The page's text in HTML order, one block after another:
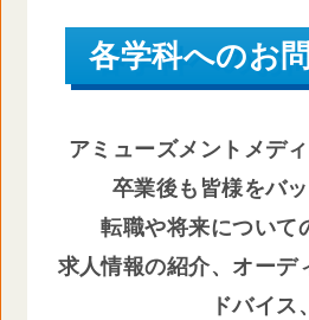
各学科へのお
アミューズメントメデ
卒業後も皆様をバ
転職や将来について
求人情報の紹介、オーデ
ドバイス、